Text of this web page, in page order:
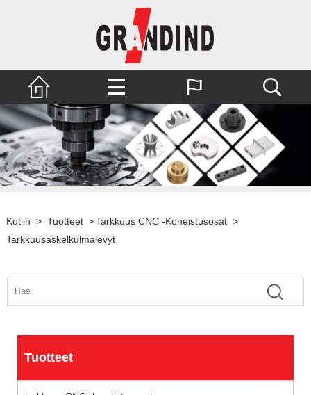
Kotiin > Tuotteet > Tarkkuus CNC -koneistusosat >
Tarkkuusaskelkulmalevyt
Tuotteet